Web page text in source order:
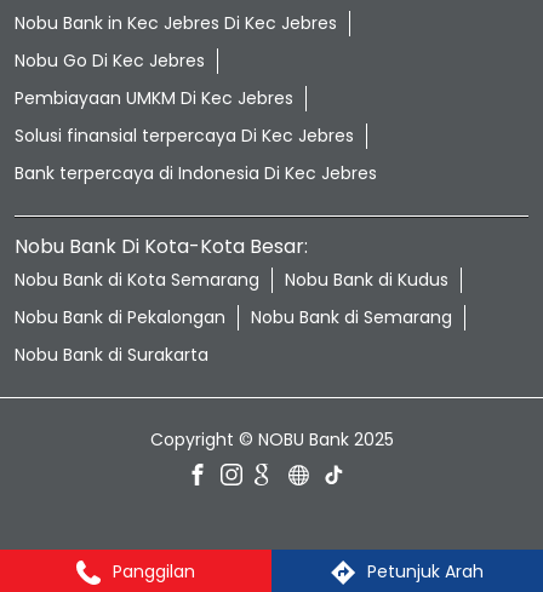
Panggilan Petunjuk Arah
Nobu Bank in Kec Jebres Di Kec Jebres
Nobu Go Di Kec Jebres
Pembiayaan UMKM Di Kec Jebres
Solusi finansial terpercaya Di Kec Jebres
Bank terpercaya di Indonesia Di Kec Jebres
Nobu Bank Di Kota-Kota Besar:
Nobu Bank di Kota Semarang
Nobu Bank di Kudus
Nobu Bank di Pekalongan
Nobu Bank di Semarang
Nobu Bank di Surakarta
Copyright © NOBU Bank 2025